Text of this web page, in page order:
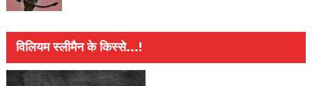
विलियम स्लीमैन के किस्से...!